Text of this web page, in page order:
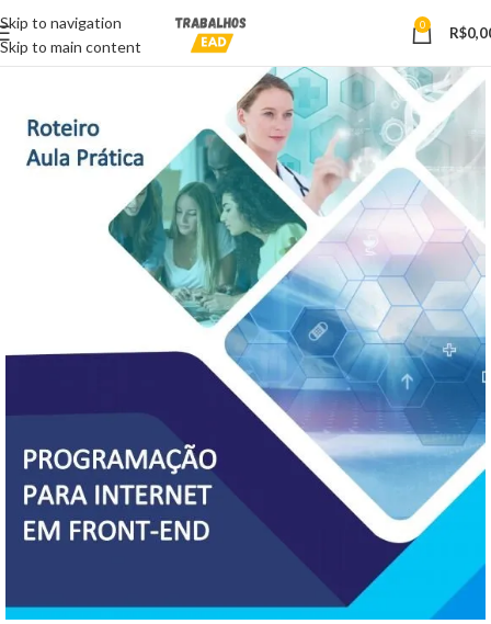
Skip to navigation
Skip to main content
0 R$